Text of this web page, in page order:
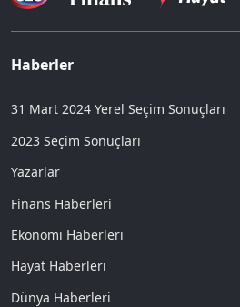
Haberler
31 Mart 2024 Yerel Seçim Sonuçları
2023 Seçim Sonuçları
Yazarlar
Finans Haberleri
Ekonomi Haberleri
Hayat Haberleri
Dünya Haberleri